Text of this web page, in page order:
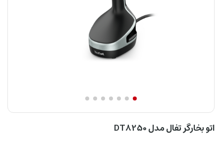
اتو بخارگر تفال مدل DT8250